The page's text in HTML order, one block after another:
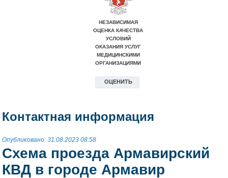
Контактная информация
Опубликовано: 31.08.2023 08:58
Схема проезда Армавирский
КВД в городе Армавир